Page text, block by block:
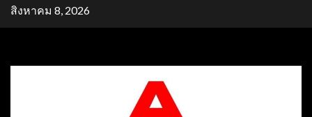
Skipสิงหาคม 8, 2026